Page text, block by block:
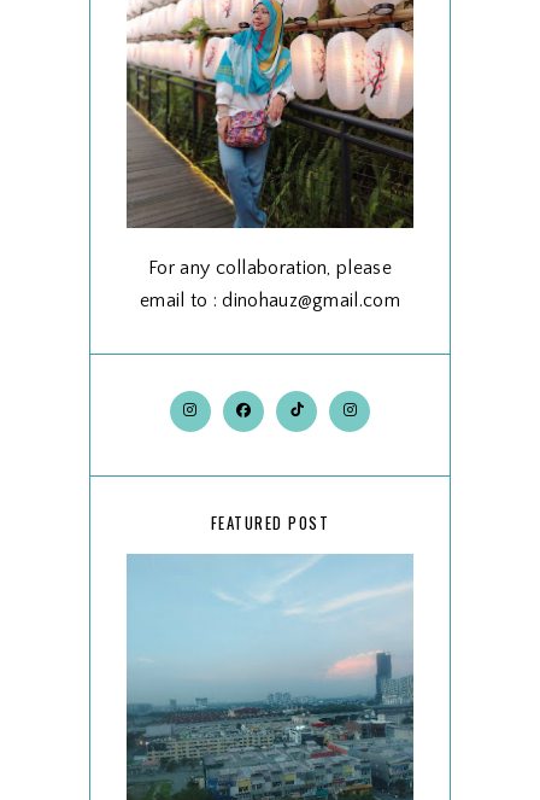
For any collaboration, please
email to : dinohauz@gmail.com
FEATURED POST